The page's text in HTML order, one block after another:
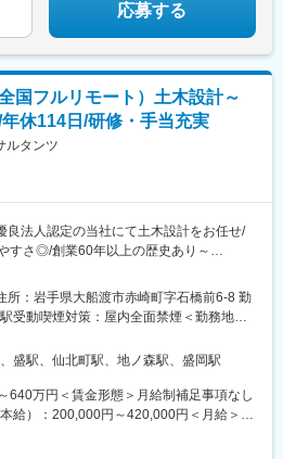
応募する
国フルリモート）土木設計～
休114日/研修・手当充実
ルタンツ
良法人認定の当社にて土木設計をお任せ/
すさ◎/創業60年以上の歴史あり～
・全国リモートいずれかお選びいただけま
手県内の道路・河川・橋梁の設計業務を
村）発注業務に対しての土木設計が主と
所：岩手県大船渡市赤崎町字石橋前6-8 勤
受動喫煙対策：屋内全面禁煙＜勤務地詳
手県盛岡市門2-9-40 勤務地最寄駅：JR東
喫煙対策：屋内全面禁煙＜勤務地詳細3＞
務）変更の範囲：会社の定める事業所
盛駅、仙北町駅、地ノ森駅、盛岡駅
640万円＜賃金形態＞月給制補足事項なし
給）：200,000円～420,000円＜月給＞